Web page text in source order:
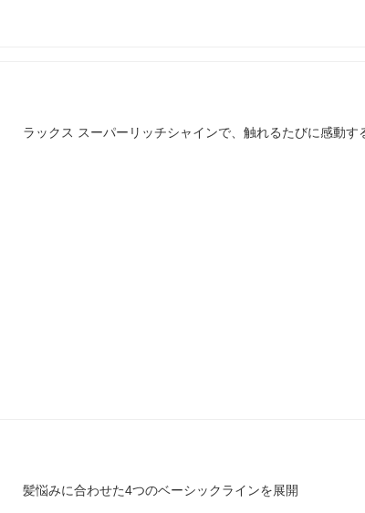
ラックス スーパーリッチシャインで、触れるたびに感動す
髪悩みに合わせた4つのベーシックラインを展開